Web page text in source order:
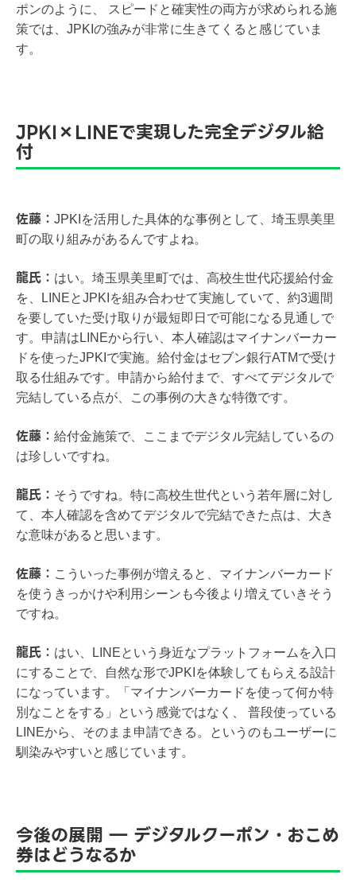
ポンのように、 スピードと確実性の両方が求められる施
策では、JPKIの強みが非常に生きてくると感じていま
す。
JPKI×LINEで実現した完全デジタル給
付
佐藤： JPKIを活用した具体的な事例として、埼玉県美里
町の取り組みがあるんですよね。
龍氏： はい。埼玉県美里町では、高校生世代応援給付金
を、LINEとJPKIを組み合わせて実施していて、約3週間
を要していた受け取りが最短即日で可能になる見通しで
す。申請はLINEから行い、本人確認はマイナンバーカー
ドを使ったJPKIで実施。給付金はセブン銀行ATMで受け
取る仕組みです。申請から給付まで、すべてデジタルで
完結している点が、この事例の大きな特徴です。
佐藤： 給付金施策で、ここまでデジタル完結しているの
は珍しいですね。
龍氏： そうですね。特に高校生世代という若年層に対し
て、本人確認を含めてデジタルで完結できた点は、大き
な意味があると思います。
佐藤： こういった事例が増えると、マイナンバーカード
を使うきっかけや利用シーンも今後より増えていきそう
ですね。
龍氏： はい、LINEという身近なプラットフォームを入口
にすることで、自然な形でJPKIを体験してもらえる設計
になっています。「マイナンバーカードを使って何か特
別なことをする」という感覚ではなく、 普段使っている
LINEから、そのまま申請できる。というのもユーザーに
馴染みやすいと感じています。
今後の展開 ― デジタルクーポン・おこめ
券はどうなるか